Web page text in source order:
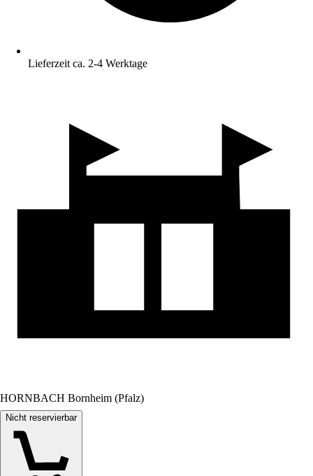
Lieferzeit ca. 2-4 Werktage
HORNBACH Bornheim (Pfalz)
Nicht reservierbar